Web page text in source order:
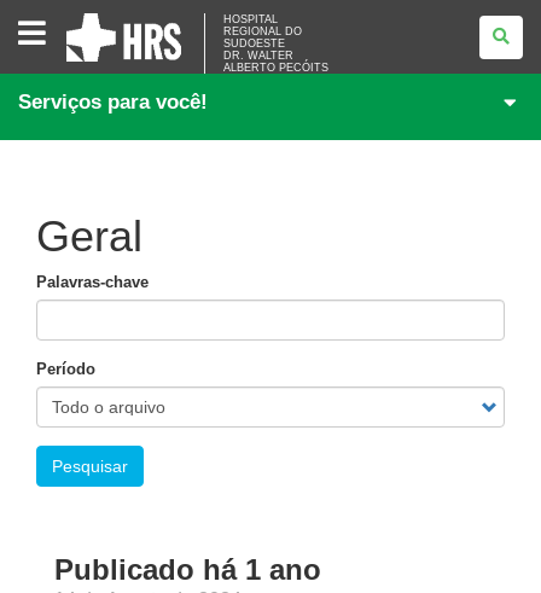
HOSPITAL
REGIONAL
DO
SUDOESTE<BR
WALTER
PECÓITS
HOSPITAL
REGIONAL DO
SUDOESTE
DR. WALTER
ALBERTO PECÓITS
Serviços para você!
Geral
Palavras-chave
Período
Pesquisar
Publicado há 1 ano